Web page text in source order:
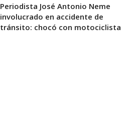
Periodista José Antonio Neme
involucrado en accidente de
tránsito: chocó con motociclista